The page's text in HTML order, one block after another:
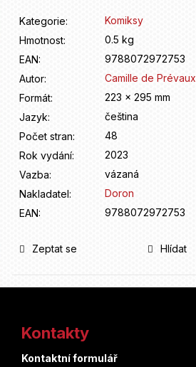
Kategorie:
Komiksy
Hmotnost:
0.5 kg
EAN:
9788072972753
Autor: Camille de Prévaux
Formát:
223 x 295 mm
Jazyk:
čeština
Počet stran:
48
Rok vydání:
2023
Vazba:
vázaná
Nakladatel:
Doron
EAN: 9788072972753
Zeptat se Hlídat
o
r
u
č
u
m
e
Kontakty
Kontaktní formulář